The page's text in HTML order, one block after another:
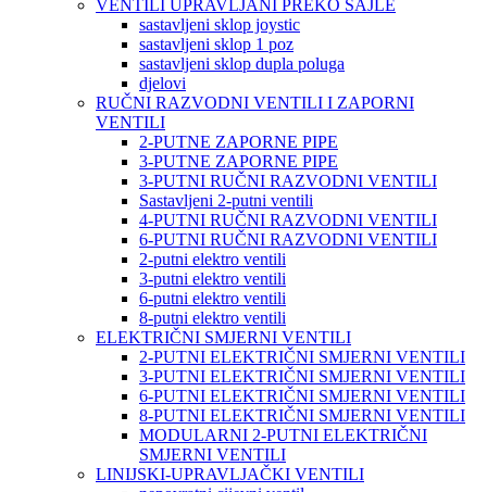
VENTILI UPRAVLJANI PREKO SAJLE
sastavljeni sklop joystic
sastavljeni sklop 1 poz
sastavljeni sklop dupla poluga
djelovi
RUČNI RAZVODNI VENTILI I ZAPORNI
VENTILI
2-PUTNE ZAPORNE PIPE
3-PUTNE ZAPORNE PIPE
3-PUTNI RUČNI RAZVODNI VENTILI
Sastavljeni 2-putni ventili
4-PUTNI RUČNI RAZVODNI VENTILI
6-PUTNI RUČNI RAZVODNI VENTILI
2-putni elektro ventili
3-putni elektro ventili
6-putni elektro ventili
8-putni elektro ventili
ELEKTRIČNI SMJERNI VENTILI
2-PUTNI ELEKTRIČNI SMJERNI VENTILI
3-PUTNI ELEKTRIČNI SMJERNI VENTILI
6-PUTNI ELEKTRIČNI SMJERNI VENTILI
8-PUTNI ELEKTRIČNI SMJERNI VENTILI
MODULARNI 2-PUTNI ELEKTRIČNI
SMJERNI VENTILI
LINIJSKI-UPRAVLJAČKI VENTILI